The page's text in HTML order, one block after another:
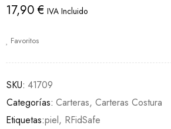
17,90€ IVA Incluido
Favoritos
SKU: 41709
Categorías: Carteras, Carteras Costura
Etiquetas:piel, RFidSafe